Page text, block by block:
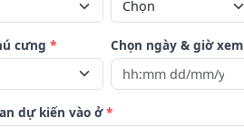
cưng * Chọn ngày & giờ xem
dự kiến vào ở*